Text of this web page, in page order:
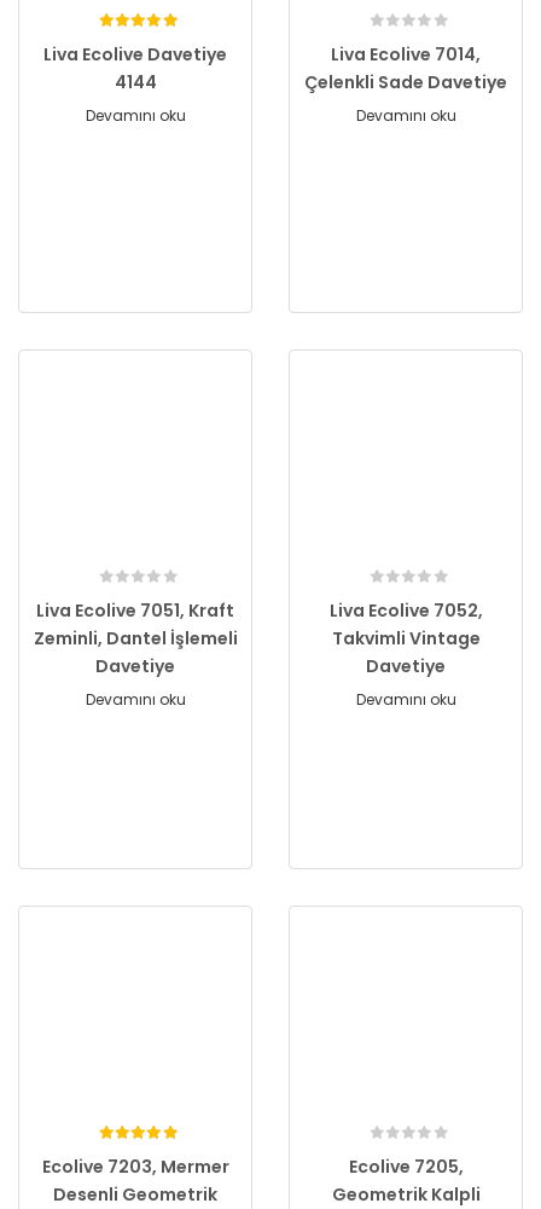
Liva Ecolive Davetiye
4144
Devamını oku
Liva Ecolive 7014,
Çelenkli Sade Davetiye
Devamını oku
Liva Ecolive 7051, Kraft
Zeminli, Dantel İşlemeli
Davetiye
Devamını oku
Liva Ecolive 7052,
Takvimli Vintage
Davetiye
Devamını oku
Ecolive 7203, Mermer
Desenli Geometrik
Ecolive 7205,
Geometrik Kalpli